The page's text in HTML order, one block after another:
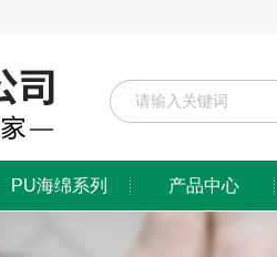
PU海绵系列 产品中心